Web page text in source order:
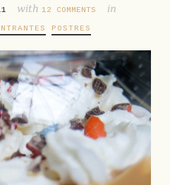
with 12 COMMENTS in
POSTRES